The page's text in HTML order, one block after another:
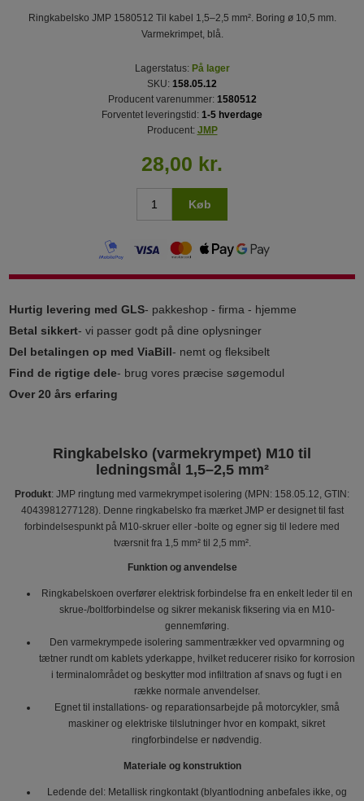
Ringkabelsko JMP 1580512 Til kabel 1,5–2,5 mm². Boring ø 10,5 mm.
Varmekrimpet, blå.
Lagerstatus: På lager
SKU: 158.05.12
Producent varenummer: 1580512
Forventet leveringstid: 1-5 hverdage
Producent: JMP
28,00 kr.
Køb
Hurtig levering med GLS- pakkeshop - firma - hjemme
Betal sikkert- vi passer godt på dine oplysninger
Del betalingen op med ViaBill- nemt og fleksibelt
Find de rigtige dele- brug vores præcise søgemodul
Over 20 års erfaring
Ringkabelsko (varmekrympet) M10 til
ledningsmål 1,5–2,5 mm²
Produkt: JMP ringtung med varmekrympet isolering (MPN: 158.05.12, GTIN:
4043981277128). Denne ringkabelsko fra mærket JMP er designet til fast
forbindelsespunkt på M10-skruer eller -bolte og egner sig til ledere med
tværsnit fra 1,5 mm² til 2,5 mm².
Funktion og anvendelse
Ringkabelskoen overfører elektrisk forbindelse fra en enkelt leder til en
skrue-/boltforbindelse og sikrer mekanisk fiksering via en M10-
gennemføring.
Den varmekrympede isolering sammentrækker ved opvarmning og
tætner rundt om kablets yderkappe, hvilket reducerer risiko for korrosion
i terminalområdet og beskytter mod infiltration af snavs og fugt i en
række normale anvendelser.
Egnet til installations- og reparationsarbejde på motorcykler, små
maskiner og elektriske tilslutninger hvor en kompakt, sikret
ringforbindelse er nødvendig.
Materiale og konstruktion
Ledende del: Metallisk ringkontakt (blyantlodning anbefales ikke, og